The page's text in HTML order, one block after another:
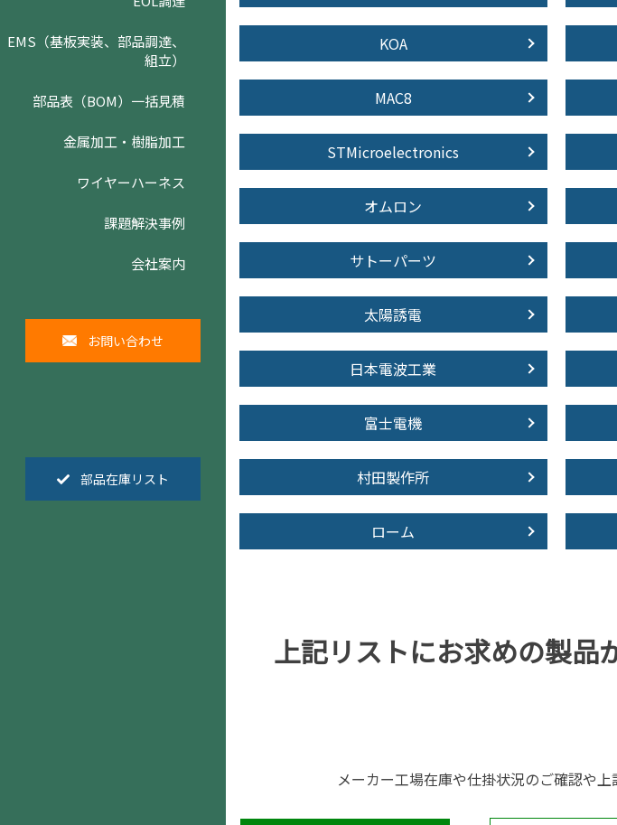
EMS（基板実装、部品調達、
組立）
部品表（BOM）一括見積
金属加工・樹脂加工
ワイヤーハーネス
課題解決事例
会社案内
お問い合わせ
部品在庫リスト
KOA
MAC8
STMicroelectronics
オムロン
サトーパーツ
太陽誘電
日本電波工業
富士電機
村田製作所
ローム
上記リストにお求めの製品
メーカー工場在庫や仕掛状況のご確認や